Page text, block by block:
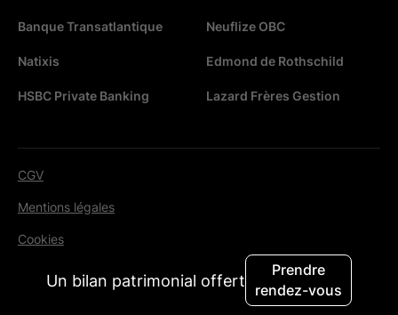
Banque Transatlantique Neuflize OBC
Natixis Edmond de Rothschild
HSBC Private Banking Lazard Frères Gestion
© 2026. Tous droits réservés.
CGV
Mentions légales
Cookies
Un bilan patrimonial offert
Prendre
rendez-vous